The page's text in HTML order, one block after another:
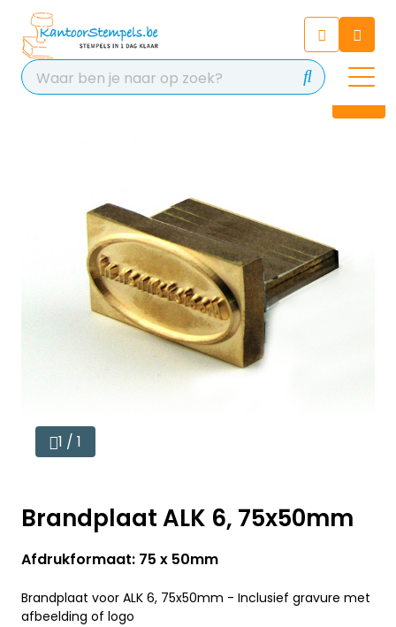
Chat 24/7 met onze chatbot
voor hulp
Contact
1 / 1
Brandplaat ALK 6, 75x50mm
Afdrukformaat: 75 x 50mm
Brandplaat voor ALK 6, 75x50mm - Inclusief gravure met
afbeelding of logo